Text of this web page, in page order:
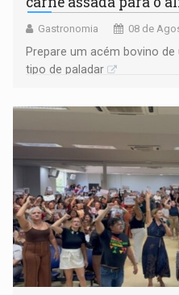
Gastronomia 08 de
Prepare um acém bovino
tipo de paladar